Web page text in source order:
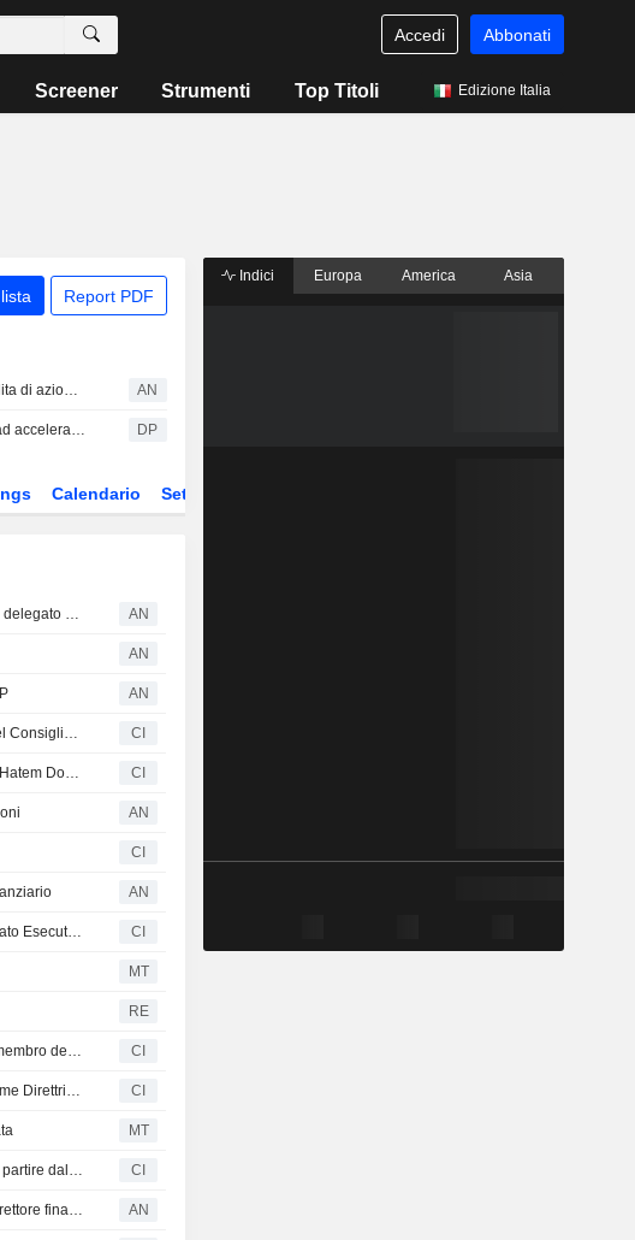
Accedi Abbonati
Screener Strumenti Top Titoli Edizione Italia
Report PDF
Vodafone comunica la vendita di azioni da parte dell'amministratore delegato di Vodacom AN
L'accordo "Fairplay" punta ad accelerare l'espansione di Internet DP
Calendario Settore
Vodafone comunica la vendita di azioni da parte dell'amministratore delegato di Vodacom AN
AN
AN
Vodafone Group Public Limited Company annuncia cambiamenti nel Consiglio di Amministrazione e nella composizione dei comitati CI
Vodafone Group Public Limited Company annuncia le dimissioni di Hatem Dowidar dal Consiglio di Amministrazione CI
AN
CI
AN
Vodafone nomina Ruth McGill Chief HR Officer e membro del Comitato Esecutivo del Gruppo a partire dal 1° gennaio 2026 CI
MT
RE
Leanne Wood lascerà il ruolo di Chief Human Resources Officer e membro del Comitato Esecutivo di Vodafone Group Plc dal 1° gennaio 2026 CI
Vodafone Group annuncia la nomina di Anne-Françoise Nesmes come Direttrice, effettiva dal 29 luglio 2025 CI
MT
Vodafone Group plc nomina Pilar López come Direttore Esecutivo a partire dal 1° dicembre 2025 CI
Vodafone nomina Pilar Lopez, dirigente di Microsoft, come nuovo direttore finanziario AN
Indici Europa America Asia